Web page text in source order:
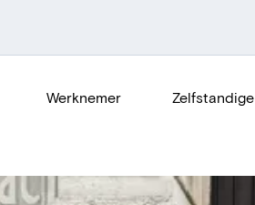
Werknemer Zelfstandige